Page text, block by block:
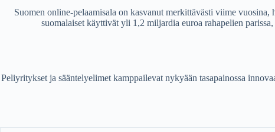
Suomen online-pelaamisala on kasvanut merkittävästi viime
suomalaiset käyttivät yli 1,2 miljardia euroa rahapelien
Peliyritykset ja sääntelyelimet kamppailevat nykyään tasapainossa